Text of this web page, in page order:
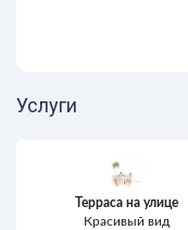
Услуги
Терраса на улице
Красивый вид